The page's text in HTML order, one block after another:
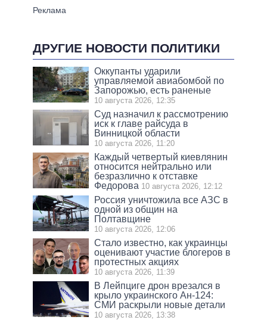
ДРУГИЕ НОВОСТИ ПОЛИТИКИ
Оккупанты ударили
управляемой авиабомбой по
Запорожью, есть раненые
10 августа 2026, 12:35
Суд назначил к рассмотрению
иск к главе райсуда в
Винницкой области
10 августа 2026, 11:20
Каждый четвертый киевлянин
относится нейтрально или
безразлично к отставке
Федорова 10 августа 2026, 12:12
Россия уничтожила все АЗС в
одной из общин на
Полтавщине
10 августа 2026, 12:06
Стало известно, как украинцы
оценивают участие блогеров в
протестных акциях
10 августа 2026, 11:39
В Лейпциге дрон врезался в
крыло украинского Ан-124:
СМИ раскрыли новые детали
10 августа 2026, 13:38